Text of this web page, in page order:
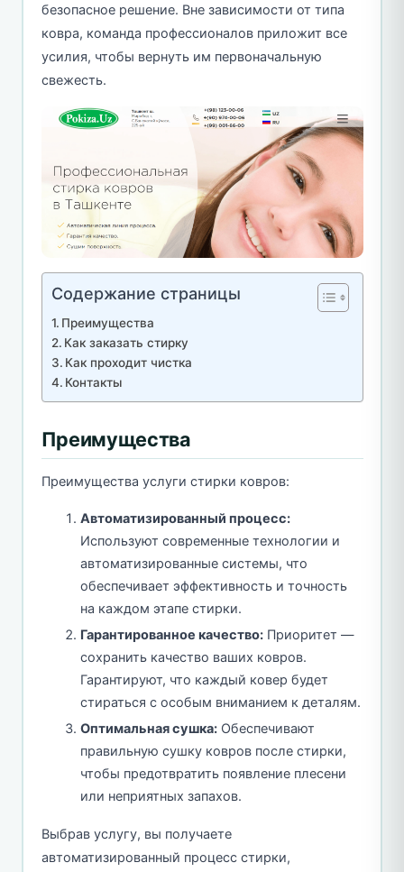
безопасное решение. Вне зависимости от типа
ковра, команда профессионалов приложит все
усилия, чтобы вернуть им первоначальную
свежесть.
Содержание страницы
Преимущества
Как заказать стирку
Как проходит чистка
Контакты
Преимущества
Преимущества услуги стирки ковров:
Автоматизированный процесс:
Используют современные технологии и
автоматизированные системы, что
обеспечивает эффективность и точность
на каждом этапе стирки.
Гарантированное качество: Приоритет —
сохранить качество ваших ковров.
Гарантируют, что каждый ковер будет
стираться с особым вниманием к деталям.
Оптимальная сушка: Обеспечивают
правильную сушку ковров после стирки,
чтобы предотвратить появление плесени
или неприятных запахов.
Выбрав услугу, вы получаете
автоматизированный процесс стирки,